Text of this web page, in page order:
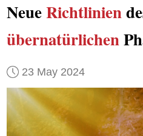
NeueRichtlinien
übernatürlichen
23 May 2024